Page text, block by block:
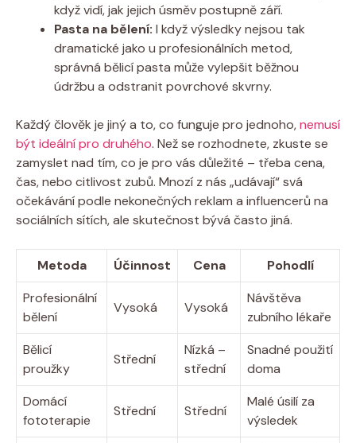
když vidí, jak jejich úsměv postupně září.
Pasta na bělení: I když výsledky nejsou tak
dramatické jako u profesionálních metod,
správná bělicí pasta může vylepšit běžnou
údržbu a odstranit povrchové skvrny.
Každý člověk je jiný a to, co funguje pro jednoho,nemusí
být ideální pro druhého. Než se rozhodnete, zkuste se
zamyslet nad tím, co je pro vás důležité – třeba cena,
čas, nebo citlivost zubů. Mnozí z nás „udávají“ svá
očekávání podle nekonečných reklam a influencerů na
sociálních sítích, ale skutečnost bývá často jiná.
Metoda Účinnost Cena
Pohodlí
Profesionální
bělení
Vysoká Vysoká
Návštěva
zubního lékaře
Bělicí
proužky
Střední
Nízká –
střední
Snadné použití
doma
Domácí
fototerapie
Střední Střední
Malé úsilí za
výsledek